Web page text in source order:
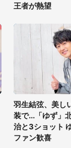
王者が熱望
羽生結弦、美し
装で...「ゆず」
治と3ショット
ファン歓喜